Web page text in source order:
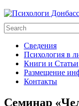
Сведения
Психология в
Книги и Статьи
Размещение
Контакты
Семинар